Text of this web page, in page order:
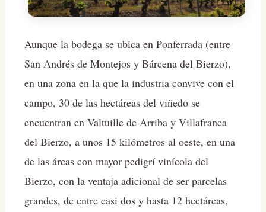
Aunque la bodega se ubica en Ponferrada (entre
San Andrés de Montejos y Bárcena del Bierzo),
en una zona en la que la industria convive con el
campo, 30 de las hectáreas del viñedo se
encuentran en Valtuille de Arriba y Villafranca
del Bierzo, a unos 15 kilómetros al oeste, en una
de las áreas con mayor pedigrí vinícola del
Bierzo, con la ventaja adicional de ser parcelas
grandes, de entre casi dos y hasta 12 hectáreas,